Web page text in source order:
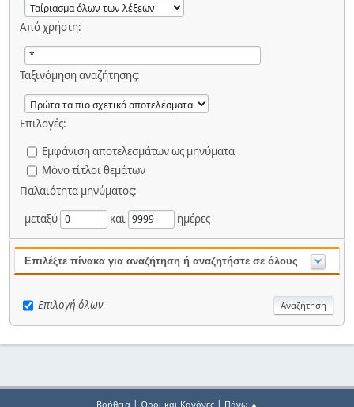
Από χρήστη:
Ταξινόμηση αναζήτησης:
Επιλογές:
Εμφάνιση αποτελεσμάτων ως μηνύματα
Μόνο τίτλοι θεμάτων
Παλαιότητα μηνύματος:
μεταξύ
και ημέρες
Επιλέξτε πίνακα για αναζήτηση ή αναζητήστε σε όλους
Επιλογή όλων
Βοήθεια Όροι και Κανόνες Πάνω ▲